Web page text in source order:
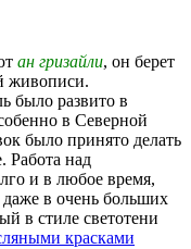
ан гризайли, он берет
живописи.
было развито в
в Северной
было принято делать
Работа над
и в любое время,
даже в очень больших
в стиле светотени
красками